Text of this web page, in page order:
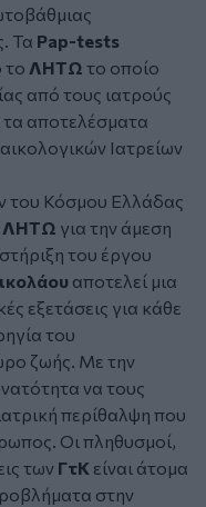
Τα Pap-tests
το ΛΗΤΩ το οποίο
από τους ιατρούς
αποτελέσματα
Ιατρείων
του Κόσμου Ελλάδας
ΛΗΤΩ για την άμεση
του έργου
αποτελεί μια
εξετάσεις για κάθε
του
ζωής. Με την
να τους
περίθαλψη που
Οι πληθυσμοί,
των ΓτΚ είναι άτομα
στην